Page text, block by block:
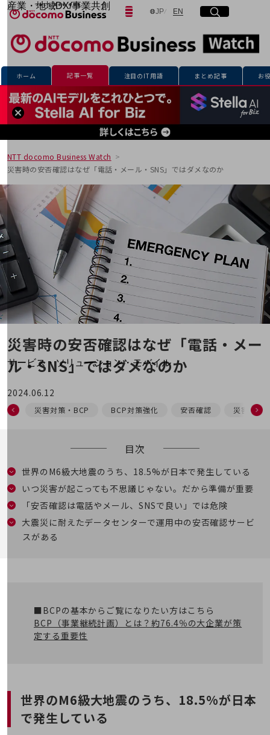
産業・地域DX/事業共創
OPEN HUB for Plural Futures
自律・分散・協調型社会の実現を目指し、
「社会可能性」を探究・実装する事業共創エコシステムです。
OPEN HUB for Plural Futuresとは
イベント/ウェビナー
記事コンテンツ
プレイヤー(カタリスト/パートナー企業)
事例
Smart World
産業・地域DXプラットフォーマーとして
企業と地域が持続成長する社会を目指します
Smart City
Smart Education
Smart Healthcare
Smart Industry
Smart Mobility
Smart Worksite
生成AI(Generative AI)
地域の取り組み
地域社会を支える皆さまと地域課題の解決や
地域経済のさらなる活性化に取り組みます
自治体・地域社会との共創
LGPF(Local Government Platform)
サービス・ソリューション・モバイル
サービス・ソリューションTOP
DXに関する課題を解決する
サービス・ソリューションをご紹介
クラウド・データセンター
電話・映像コミュニケーション
セキュリティ
データ利活用
運用管理
課題・ニーズで探す
課題・ニーズで探すTOP
コミュニケーション・情報共有
JP日本語
ENEnglish
サイト内検索
開く
メニュー
開く
フリーワードを入力して探す
フリーワードでNTTドコモビジネスの
検索する
ホーム 記事一覧 注目のIT用語 まとめ記事 お
NTT docomo Business Watch
災害時の安否確認はなぜ「電話・メール・SNS」ではダメなのか
災害時の安否確認はなぜ 「電話・メー
ル・SNS」ではダメなのか
2024.06.12
災害対策・BCP BCP対策強化 安否確認 災害対策
目次
世界のM6級大地震のうち、18.5%が日本で発生している
いつ災害が起こっても不思議じゃない。だから準備が重要
「安否確認は電話やメール、SNSで良い」では危険
大震災に耐えたデータセンターで運用中の安否確認サービ
スがある
■BCPの基本からご覧になりたい方はこちら
BCP（事業継続計画）とは？約76.4％の大企業が策
定する重要性
世界のM6級大地震のうち、 18.5%が日本
で発生している